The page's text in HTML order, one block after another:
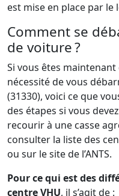
est mise en place par
Comment se
de voiture ?
Si vous êtes maintenant
nécessité de vous
(31330), voici ce que
des étapes si vous
recourir à une casse
consulter la liste des
ou sur le site de l’ANTS.
Pour ce qui est des
centre VHU, il s’agit de :